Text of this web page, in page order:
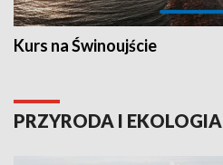
Kurs na Świnoujście
PRZYRODA I EKOLOGIA